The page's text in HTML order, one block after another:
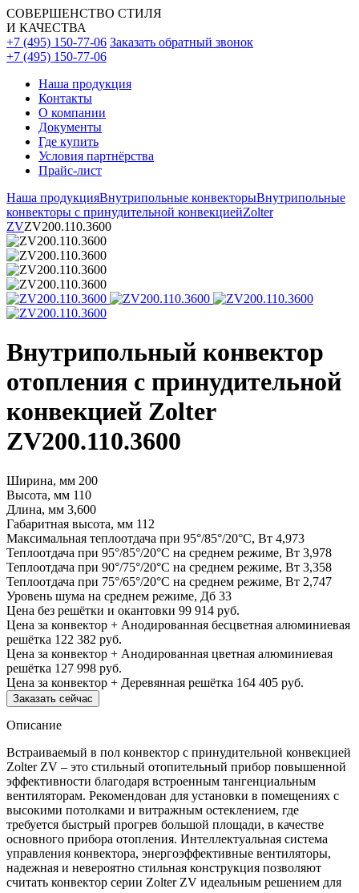
СОВЕРШЕНСТВО СТИЛЯ
И КАЧЕСТВА
+7 (495) 150-77-06 Заказать обратный звонок
+7 (495) 150-77-06
Наша продукция
Контакты
О компании
Документы
Где купить
Условия партнёрства
Прайс-лист
Наша продукцияВнутрипольные конвекторыВнутрипольные
конвекторы с принудительной конвекциейZolter
ZVZV200.110.3600
Внутрипольный конвектор
отопления с принудительной
конвекцией Zolter
ZV200.110.3600
Ширина, мм 200
Высота, мм 110
Длина, мм 3,600
Габаритная высота, мм 112
Максимальная теплоотдача при 95°/85°/20°С, Вт 4,973
Теплоотдача при 95°/85°/20°С на среднем режиме, Вт 3,978
Теплоотдача при 90°/75°/20°С на среднем режиме, Вт 3,358
Теплоотдача при 75°/65°/20°С на среднем режиме, Вт 2,747
Уровень шума на среднем режиме, Дб 33
Цена без решётки и окантовки 99 914 руб.
Цена за конвектор + Анодированная бесцветная алюминиевая
решётка 122 382 руб.
Цена за конвектор + Анодированная цветная алюминиевая
решётка 127 998 руб.
Цена за конвектор + Деревянная решётка 164 405 руб.
Заказать сейчас
Описание
Встраиваемый в пол конвектор с принудительной конвекцией
Zolter ZV – это стильный отопительный прибор повышенной
эффективности благодаря встроенным тангенциальным
вентиляторам. Рекомендован для установки в помещениях с
высокими потолками и витражным остеклением, где
требуется быстрый прогрев большой площади, в качестве
основного прибора отопления. Интеллектуальная система
управления конвектора, энергоэффективные вентиляторы,
надежная и невероятно стильная конструкция позволяют
считать конвектор серии Zolter ZV идеальным решением для